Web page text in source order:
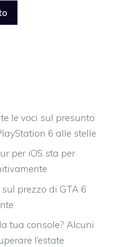
le voci sul presunto
6 alle stelle
per iOS sta per
prezzo di GTA 6
tua console? Alcuni
l’estate